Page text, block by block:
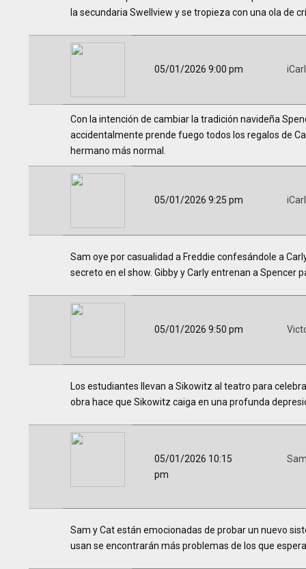
la secundaria Swellview y se tropieza con una ola de
05/01/2026 9:00 pm
Con la intención de cambiar la tradición navideña
accidentalmente prende fuego todos los regalos de
hermano más normal.
05/01/2026 9:25 pm
Sam oye por casualidad a Freddie confesándole a
secreto en el show. Gibby y Carly entrenan a Spencer
05/01/2026 9:50 pm
Los estudiantes llevan a Sikowitz al teatro para
obra hace que Sikowitz caiga en una profunda
05/01/2026 10:15
pm
Sam y Cat están emocionadas de probar un nuevo
usan se encontrarán más problemas de los que